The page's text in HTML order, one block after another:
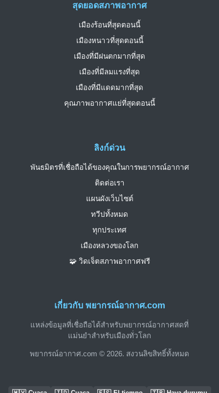
เกี่ยวกับ พยากรณ์อากาศ.com
แหล่งข้อมูลที่เชื่อถือได้สำหรับพยากรณ์อากาศสดที่
แม่นยำสำหรับเมืองทั่วโลก
พยากรณ์อากาศ.com © 2026. สงวนลิขสิทธิ์ทั้งหมด
ลิงก์ด่วน
พันธมิตรที่เชื่อถือได้ของคุณในการพยากรณ์อากาศ
ติดต่อเรา
แผนผังเว็บไซต์
ทวีปทั้งหมด
ทุกประเทศ
เมืองหลวงของโลก
🧩 วิดเจ็ตสภาพอากาศฟรี
สุดยอดสภาพอากาศ
เมืองร้อนที่สุดตอนนี้
เมืองหนาวที่สุดตอนนี้
เมืองที่มีฝนตกมากที่สุด
เมืองที่มีลมแรงที่สุด
เมืองที่มีแดดมากที่สุด
คุณภาพอากาศแย่ที่สุดตอนนี้